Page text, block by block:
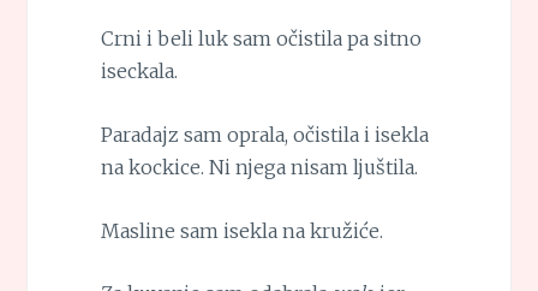
Crni i beli luk sam očistila pa sitno
iseckala.
Paradajz sam oprala, očistila i isekla
na kockice. Ni njega nisam ljuštila.
Masline sam isekla na kružiće.